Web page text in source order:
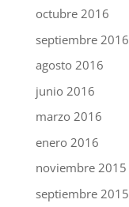
octubre 2016
septiembre 2016
agosto 2016
junio 2016
marzo 2016
enero 2016
noviembre 2015
septiembre 2015